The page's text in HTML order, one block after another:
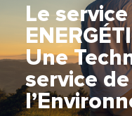
Le
Une
service de